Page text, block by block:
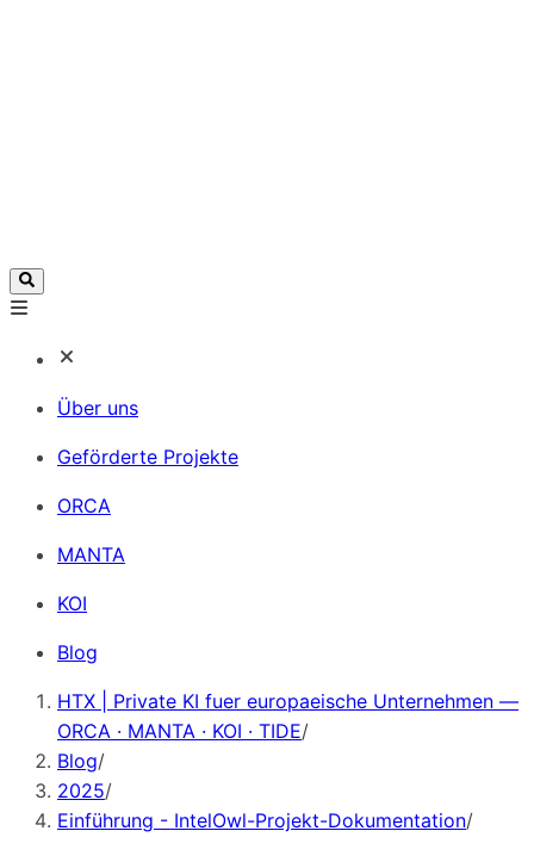
Über uns
Geförderte Projekte
ORCA
MANTA
KOI
Blog
HTX | Private KI fuer europaeische Unternehmen —
ORCA · MANTA · KOI · TIDE/
Blog/
2025/
Einführung - IntelOwl-Projekt-Dokumentation/